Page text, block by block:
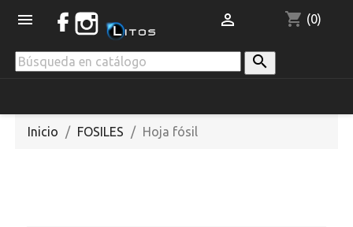
 shopping_cart (0)


Inicio FOSILES Hoja fósil